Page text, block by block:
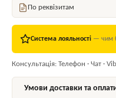
По реквізитам
Система лояльності — чим
Консультація: Телефон · Чат ·
Умови доставки та